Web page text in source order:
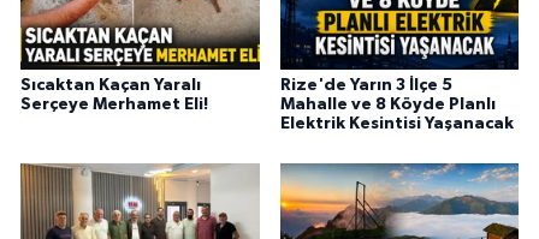
Sıcaktan Kaçan Yaralı
Serçeye Merhamet Eli!
Rize'de Yarın 3 İlçe 5
Mahalle ve 8 Köyde Planlı
Elektrik Kesintisi Yaşanacak